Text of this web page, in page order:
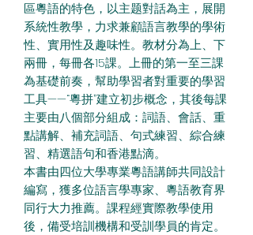
區粵語的特色，以主题對話為主，展開
系統性教學，力求兼顧語言教學的學術
性、實用性及趣味性。 教材分為上、下
兩冊，每冊各15課。 上冊的第一至三課
為基礎前奏，幫助學習者對重要的學習
工具——“粵拼”建立初步概念，其後每課
主要由八個部分組成： 詞語、會話、重
點講解、補充詞語、句式練習、 綜合練
習、精選語句和香港點滴。
本書由四位大學專業粵語講師共同設計
編寫， 獲多位語言學專家、 粵語教育界
同行大力推薦。 課程經實際教學使用
後，備受培訓機構和受訓學員的肯定。